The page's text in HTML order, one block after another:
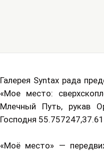
Галерея Syntax рада
«Мое место:
Млечный Путь, рукав
Господня
«Моё место» —